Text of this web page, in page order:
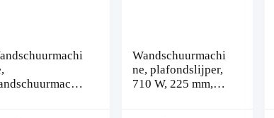
Wandschuurmachi
ne, plafondslijper,
710 W, 225 mm,